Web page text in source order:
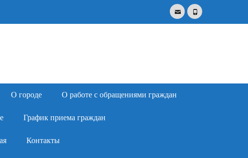
EmailPhone
О городе О работе с обращениями граждан
График приема граждан
Контакты